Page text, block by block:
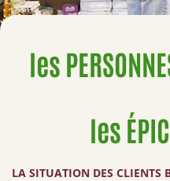
les
les
LA SITUATION DES CLIENTS